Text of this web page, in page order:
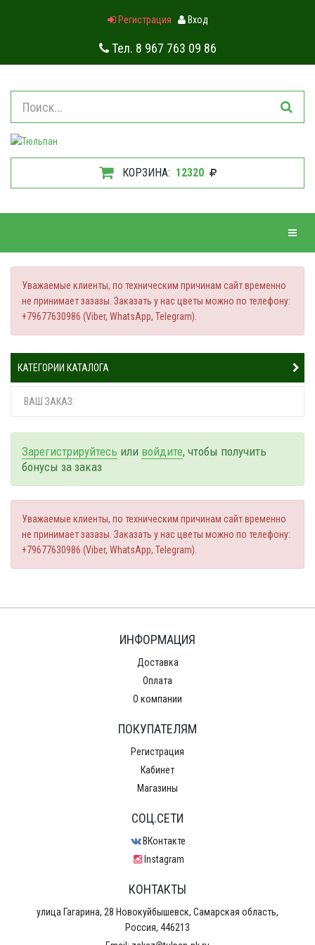
Регистрация Вход
Тел. 8 967 763 09 86
КОРЗИНА: 12320
Уважаемые клиенты, по техническим причинам сайт временно
не принимает зазазы. Заказать у нас цветы можно по телефону:
+79677630986 (Viber, WhatsApp, Telegram).
КАТЕГОРИИ КАТАЛОГА
ВАШ ЗАКАЗ:
Зарегистрируйтесь или войдите, чтобы получить
бонусы за заказ
Уважаемые клиенты, по техническим причинам сайт временно
не принимает зазазы. Заказать у нас цветы можно по телефону:
+79677630986 (Viber, WhatsApp, Telegram).
ИНФОРМАЦИЯ
Доставка
Оплата
О компании
ПОКУПАТЕЛЯМ
Регистрация
Кабинет
Магазины
CОЦ.СЕТИ
ВКонтакте
Instagram
КОНТАКТЫ
улица Гагарина, 28 Новокуйбышевск, Самарская область,
Россия, 446213